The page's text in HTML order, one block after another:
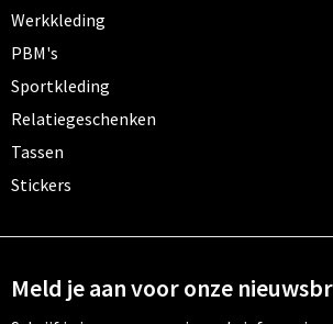
Werkkleding
PBM's
Sportkleding
Relatiegeschenken
Tassen
Stickers
Meld je aan voor onze